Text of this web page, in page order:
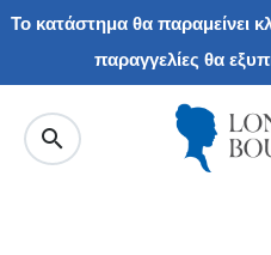
Το κατάστημα θα παραμείνει
παραγγελίες θα